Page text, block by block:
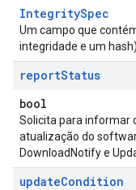
IntegritySpec
Um campo que
integridade e um
reportStatus
bool
Solicita para informar
atualização do
DownloadNotify e
updateCondition